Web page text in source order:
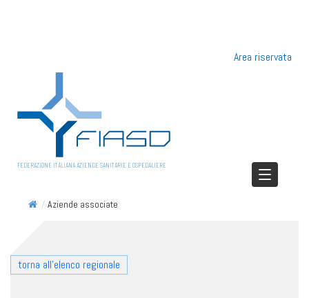
Area riservata
FEDERAZIONE ITALIANA AZIENDE SANITARIE E OSPEDALIERE
/ Aziende associate
torna all'elenco regionale